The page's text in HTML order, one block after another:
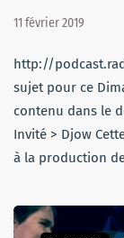
11 février 2019
http://
sujet pour ce
contenu dans le
Invité > Djow
à la production